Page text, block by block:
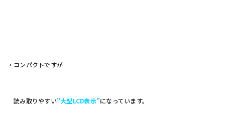
・コンパクトですが
読み取りやすい”大型LCD表示”になっています。